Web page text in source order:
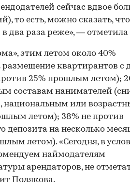
сейчас вдвое
то есть, можно сказать,
два раза реже», — отметила
этим летом около 40%
размещение квартирантов с
25% прошлым летом);
составам нанимателей
национальным или
летом); 38% не против
депозита на несколько
летом). «Сегодня, в
наймодателям
арендаторов, не
Полякова.